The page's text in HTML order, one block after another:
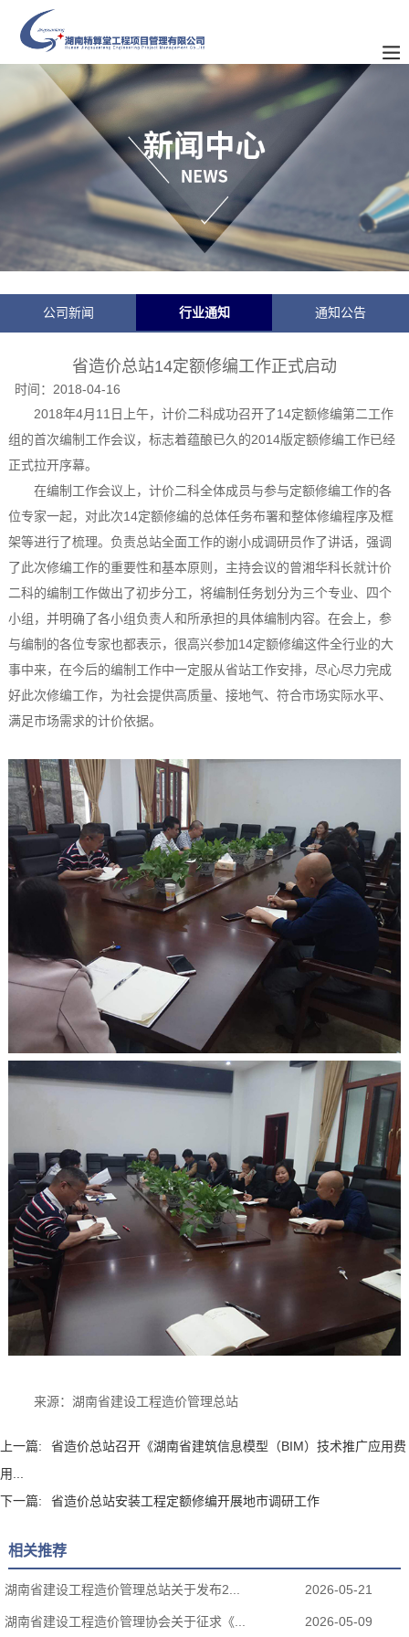
公司新闻 行业通知 通知公告
省造价总站14定额修编工作正式启动
时间： 2018-04-16
2018年4月11日上午，计价二科成功召开了14定额修编第二工作
组的首次编制工作会议，标志着蕴酿已久的2014版定额修编工作已经
正式拉开序幕。
在编制工作会议上，计价二科全体成员与参与定额修编工作的各
位专家一起，对此次14定额修编的总体任务布署和整体修编程序及框
架等进行了梳理。负责总站全面工作的谢小成调研员作了讲话，强调
了此次修编工作的重要性和基本原则，主持会议的曾湘华科长就计价
二科的编制工作做出了初步分工，将编制任务划分为三个专业、四个
小组，并明确了各小组负责人和所承担的具体编制内容。在会上，参
与编制的各位专家也都表示，很高兴参加14定额修编这件全行业的大
事中来，在今后的编制工作中一定服从省站工作安排，尽心尽力完成
好此次修编工作，为社会提供高质量、接地气、符合市场实际水平、
满足市场需求的计价依据。
来源：湖南省建设工程造价管理总站
上一篇:
省造价总站召开《湖南省建筑信息模型（BIM）技术推广应用费
用...
下一篇:
省造价总站安装工程定额修编开展地市调研工作
相关推荐
湖南省建设工程造价管理总站关于发布2... 2026-05-21
湖南省建设工程造价管理协会关于征求《... 2026-05-09